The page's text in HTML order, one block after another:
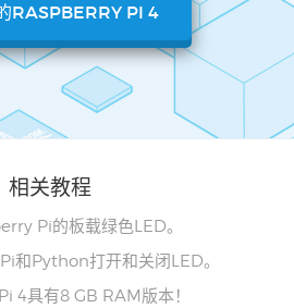
RASPBERRY PI 4
相关教程
Pi的板载绿色LED。
和Python打开和关闭LED。
4具有8 GB RAM版本！